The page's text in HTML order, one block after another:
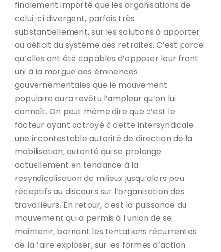
finalement importé que les organisations de
celui-ci divergent, parfois très
substantiellement, sur les solutions à apporter
au déficit du système des retraites. C’est parce
qu’elles ont été capables d’opposer leur front
uni à la morgue des éminences
gouvernementales que le mouvement
populaire aura revêtu l’ampleur qu’on lui
connaît. On peut même dire que c’est le
facteur ayant octroyé à cette intersyndicale
une incontestable autorité de direction de la
mobilisation, autorité qui se prolonge
actuellement en tendance à la
resyndicalisation de milieux jusqu’alors peu
réceptifs au discours sur l’organisation des
travailleurs. En retour, c’est la puissance du
mouvement qui a permis à l’union de se
maintenir, bornant les tentations récurrentes
de la faire exploser, sur les formes d’action